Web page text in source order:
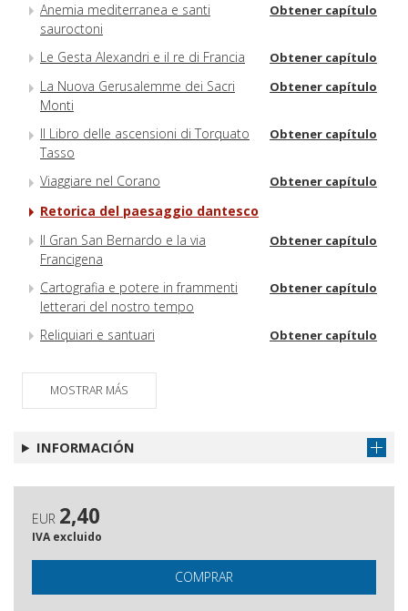
Anemia mediterranea e santi
sauroctoni
Obtener capítulo
Le Gesta Alexandri e il re di Francia Obtener capítulo
La Nuova Gerusalemme dei Sacri
Monti
Obtener capítulo
Il Libro delle ascensioni di Torquato
Tasso
Obtener capítulo
Viaggiare nel Corano Obtener capítulo
Retorica del paesaggio dantesco
Il Gran San Bernardo e la via
Francigena
Obtener capítulo
Cartografia e potere in frammenti
letterari del nostro tempo
Obtener capítulo
Reliquiari e santuari Obtener capítulo
MOSTRAR MÁS
INFORMACIÓN
EUR 2,40
IVA excluido
COMPRAR